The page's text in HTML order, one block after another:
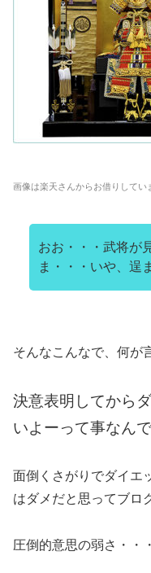
画像は楽天さんからお借りしてい
おお・・・武将が
ま・・・いや、逞
そんなこんなで、何が
決意表明してから
いよーって事なん
面倒くさがりでダイエ
はダメだと思ってブロ
圧倒的意思の弱さ・・